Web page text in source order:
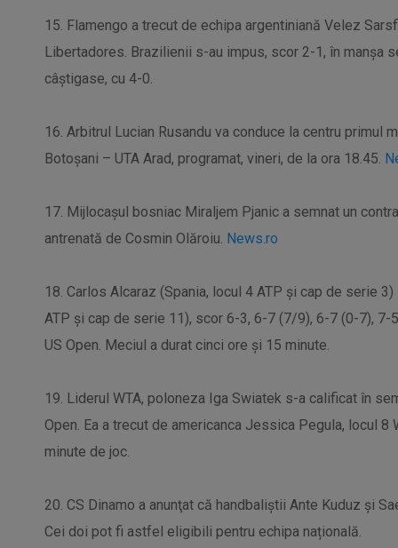
15. Flamengo a trecut de echipa argentiniană Velez
Libertadores. Brazilienii s-au impus, scor 2-1, în manşa
câştigase, cu 4-0.
16. Arbitrul Lucian Rusandu va conduce la centru primul
Botoşani – UTA Arad, programat, vineri, de la ora 18.45.
17. Mijlocaşul bosniac Miraljem Pjanic a semnat un
antrenată de Cosmin Olăroiu. News.ro
18. Carlos Alcaraz (Spania, locul 4 ATP şi cap de serie
ATP şi cap de serie 11), scor 6-3, 6-7 (7/9), 6-7 (0-7),
US Open. Meciul a durat cinci ore şi 15 minute.
19. Liderul WTA, poloneza Iga Swiatek s-a calificat în
Open. Ea a trecut de americanca Jessica Pegula, locul
minute de joc.
20. CS Dinamo a anunţat că handbaliştii Ante Kuduz şi
Cei doi pot fi astfel eligibili pentru echipa națională.